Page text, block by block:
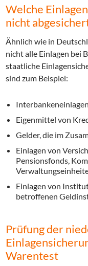
Welche
nicht
Ähnlich wie in
nicht alle Einlagen bei
staatliche
sind zum Beispiel:
Interbankeneinlagen
Eigenmittel von
Gelder, die im
Einlagen von
Pensionsfonds,
Einlagen von
betroffenen
Prüfung der
Warentest